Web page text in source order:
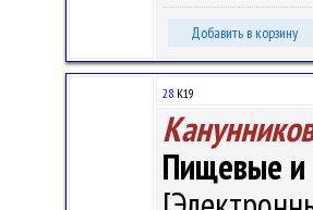
Добавить в корзину
28 К19
Пищевые и